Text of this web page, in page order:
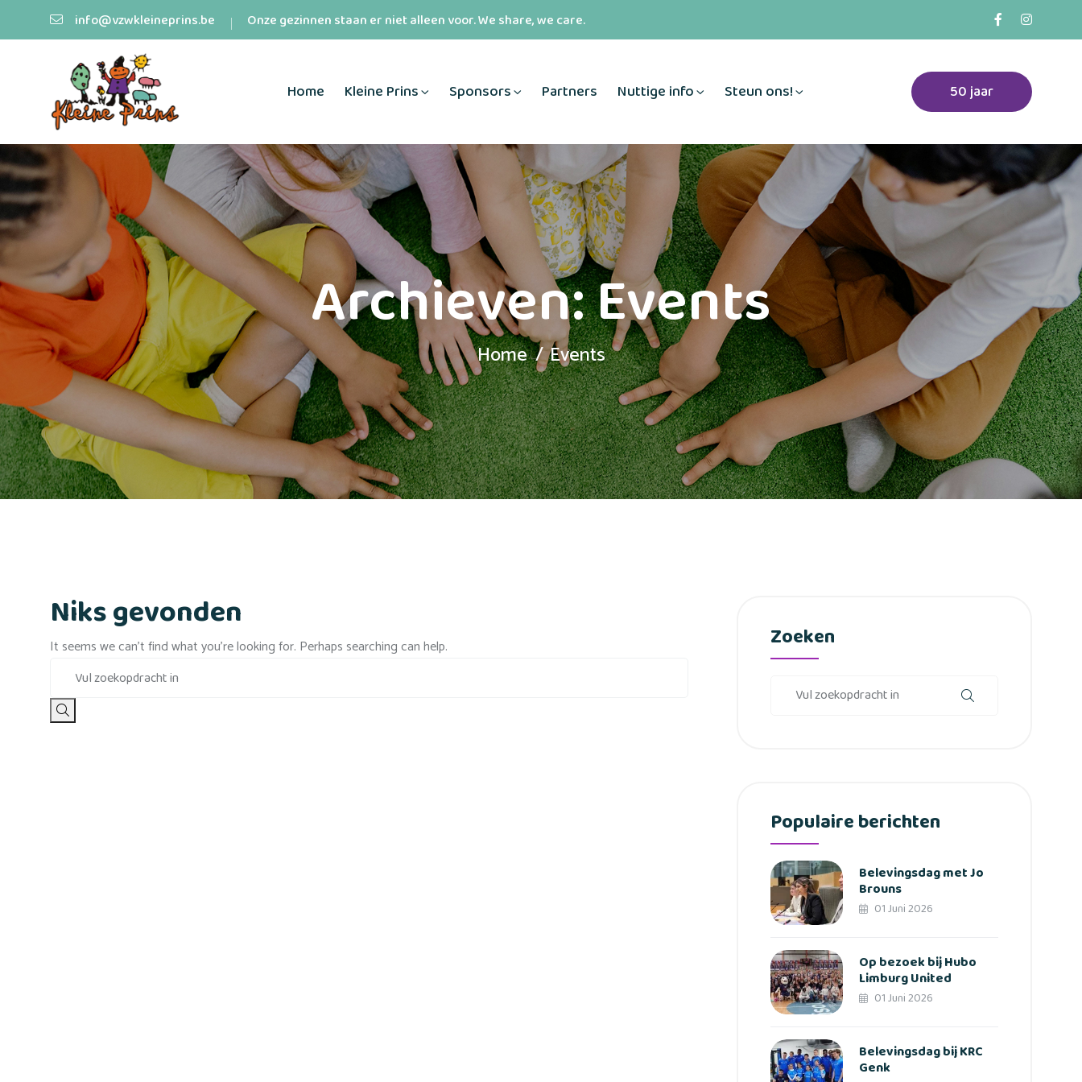
info@vzwkleineprins.be Onze gezinnen staan er niet alleen voor. We share, we care.
Home Kleine Prins Sponsors Partners Nuttige info Steun ons! 50 jaar
Archieven:Events
Home Events
Niks gevonden
It seems we can’t find what you’re looking for. Perhaps searching can help. Zoeken
Populaire berichten
Belevingsdag met Jo
Brouns
01 Juni 2026
Op bezoek bij Hubo
Limburg United
01 Juni 2026
Belevingsdag bij KRC
Genk